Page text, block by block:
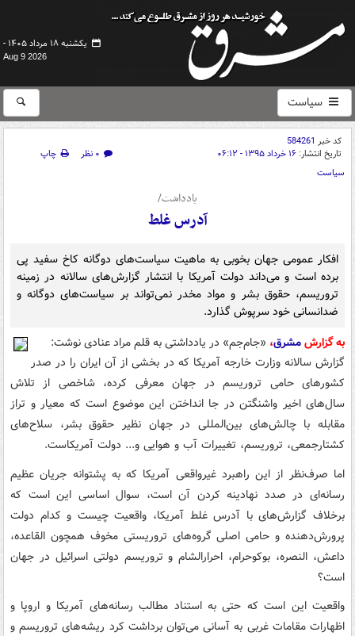
یکشنبه ۱۸ مرداد ۱۴۰۵ -
Aug 9 2026
سیاست
کد خبر 584261
تاریخ انتشار: ۱۶ خرداد ۱۳۹۵ - ۰۶:۱۲ ۰ نظر
چاپ
سیاست
یادداشت/
آدرس غلط
افکار عمومی جهان بخوبی به ماهیت سیاست‌های دوگانه کاخ سفید پی
برده است و می‌داند دولت آمریکا با انتشار گزارش‌های سالانه در زمینه
تروریسم، حقوق بشر و مواد مخدر نمی‌تواند بر سیاست‌های دوگانه و
ضدانسانی خود سرپوش گذارد.
به گزارشمشرق، «جام‌جم» در یادداشتی به قلم مراد عنادی نوشت:
گزارش سالانه وزارت خارجه آمریکا که در بخشی از آن ایران را در صدر
کشورهای حامی تروریسم در جهان معرفی کرده، شاخصی از تلاش
سال‌های اخیر واشنگتن در جا انداختن این موضوع است که معیار و تراز
مقابله با چالش‌های بین‌المللی در جهان نظیر حقوق بشر، سلاح‌های
کشتارجمعی، تروریسم، تغییرات آب و هوایی و... دولت آمریکاست.
اما صرف‌نظر از این راهبرد غیرواقعی آمریکا که به پشتوانه جریان عظیم
رسانه‌ای در صدد نهادینه کردن آن است، سوال اساسی این است که
برخلاف گزارش‌های با آدرس غلط آمریکا، واقعیت چیست و کدام دولت
پرورش‌دهنده و حامی اصلی گروه‌های تروریستی مخوف همچون القاعده،
داعش، النصره، بوکوحرام، احرارالشام و تروریسم دولتی اسرائیل در جهان
است؟
واقعیت این است که حتی به استناد مطالب رسانه‌های آمریکا و اروپا و
اظهارات مقامات غربی به آسانی می‌‌توان برداشت کرد ریشه‌های تروریسم و